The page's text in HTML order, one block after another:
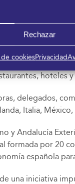
Rechazar
de cookiesPrivacidad
un
y helados
para el
hoteles
delegados,
Italia,
y Andalucía
formada por 20
española
una iniciativa